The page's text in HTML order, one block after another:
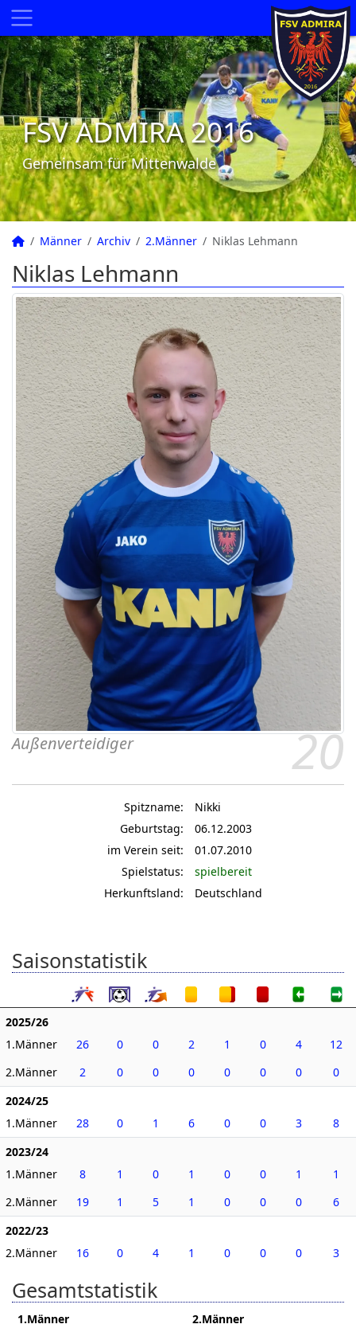
FSV ADMIRA 2016
Gemeinsam für Mittenwalde
Männer Archiv 2.Männer Niklas Lehmann
Niklas Lehmann
20
Außenverteidiger
Spitzname:
Nikki
Geburtstag:
06.12.2003
im Verein seit:
01.07.2010
Spielstatus:
spielbereit
Herkunftsland:
Deutschland
Saisonstatistik
2025/26
1.Männer
26 0 0 2 1 0 4
12
2.Männer
2 0 0 0 0 0 0
0
2024/25
1.Männer
28 0 1 6 0 0 3
8
2023/24
1.Männer
8 1 0 1 0 0 1
1
2.Männer
19 1 5 1 0 0 0
6
2022/23
2.Männer
16 0 4 1 0 0 0 3
Gesamtstatistik
1.Männer
2.Männer